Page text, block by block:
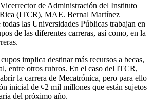
de Administración del Instituto
(ITCR), MAE. Bernal Martínez
las Universidades Públicas trabajan en
de las diferentes carreras, así como, en la
implica destinar más recursos a becas,
entre otros rubros. En el caso del ITCR,
la carrera de Mecatrónica, pero para ello
inicial de ¢2 mil millones que están sujetos
del próximo año.